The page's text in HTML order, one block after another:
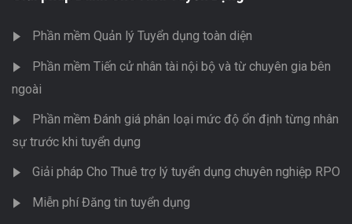
Phần mềm Quản lý Tuyển dụng toàn diện
Phần mềm Tiến cử nhân tài nội bộ và từ chuyên gia bên
ngoài
Phần mềm Đánh giá phân loại mức độ ổn định từng nhân
sự trước khi tuyển dụng
Giải pháp Cho Thuê trợ lý tuyển dụng chuyên nghiệp RPO
Miễn phí Đăng tin tuyển dụng